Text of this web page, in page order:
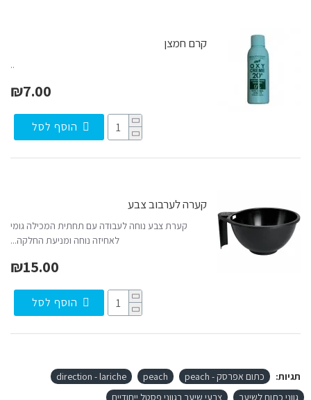
קרם חמצן
..
₪7.00
הוסף לסל
קערה לערבוב צבע
קערת צבע נוחה לעבודה עם תחתית המכילה גומי
לאחיזה נוחה ומניעת החלקה...
₪15.00
הוסף לסל
תגיות: כתום אפרסק - peach peach
direction - lariche
גווני כתום לשיער
צבעי שיער בגווני פסטל ייחודיים